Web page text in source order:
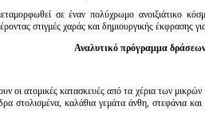
σε έναν πολύχρωμο ανοιξιάτικο
στιγμές χαράς και δημιουργικής έκφρασης
Αναλυτικό πρόγραμμα
οι ατομικές κατασκευές από τα χέρια των
στολισμένα, καλάθια γεμάτα άνθη, στεφάνια και